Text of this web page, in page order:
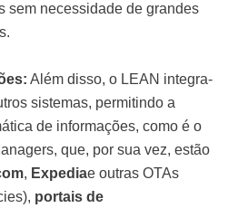
sem necessidade de grandes
Além disso, o LEAN integra-
sistemas, permitindo a
de informações, como é o
que, por sua vez, estão
, Expediae outras OTAs
portais de